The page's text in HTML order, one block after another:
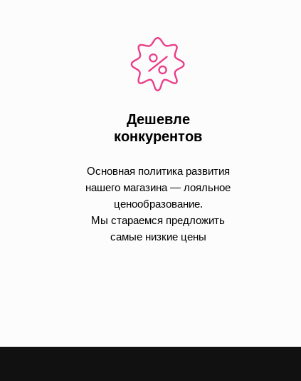
Дешевле
конкурентов
Основная политика развития
нашего магазина — лояльное
ценообразование.
Мы стараемся предложить
самые низкие цены